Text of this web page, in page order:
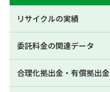
リサイクルの実績
委託料金の関連データ
合理化拠出金・有償拠出金